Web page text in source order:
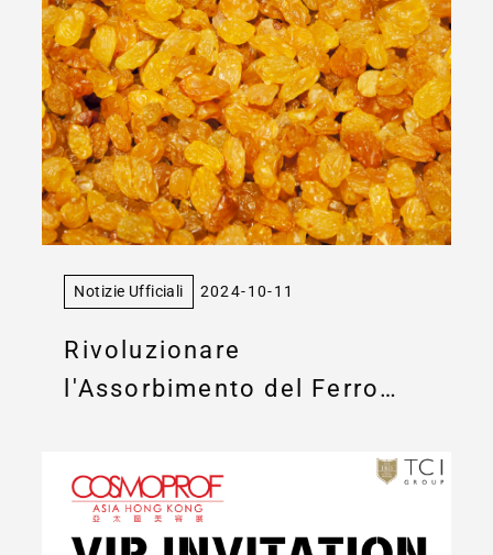
Notizie Ufficiali 2024-10-11
Rivoluzionare
l'Assorbimento del Ferro